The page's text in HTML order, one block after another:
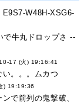
W48H-XSG6-
で牛丸ドロップさ --
17 (火) 19:16:41
。。。ムカつ
) 19:19:36
で前列の鬼撃破、